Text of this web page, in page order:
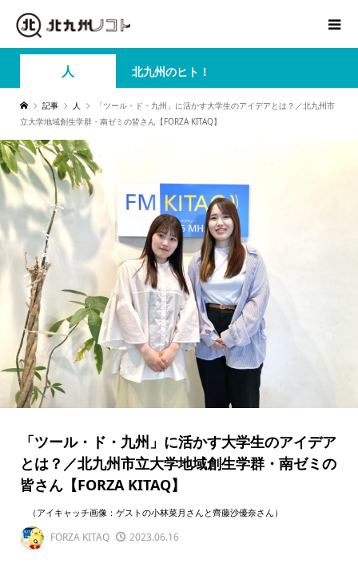
人 北九州のヒト！
記事 人
「ツール・ド・九州」に活かす大学生のアイデアとは？／北九州市
立大学地域創生学群・南ゼミの皆さん【FORZA KITAQ】
「ツール・ド・九州」に活かす大学生のアイデア
とは？／北九州市立大学地域創生学群・南ゼミの
皆さん【FORZA KITAQ】
（アイキャッチ画像：ゲストの小林菜月さんと齊藤沙優奈さん）
FORZA KITAQ 2023.06.16